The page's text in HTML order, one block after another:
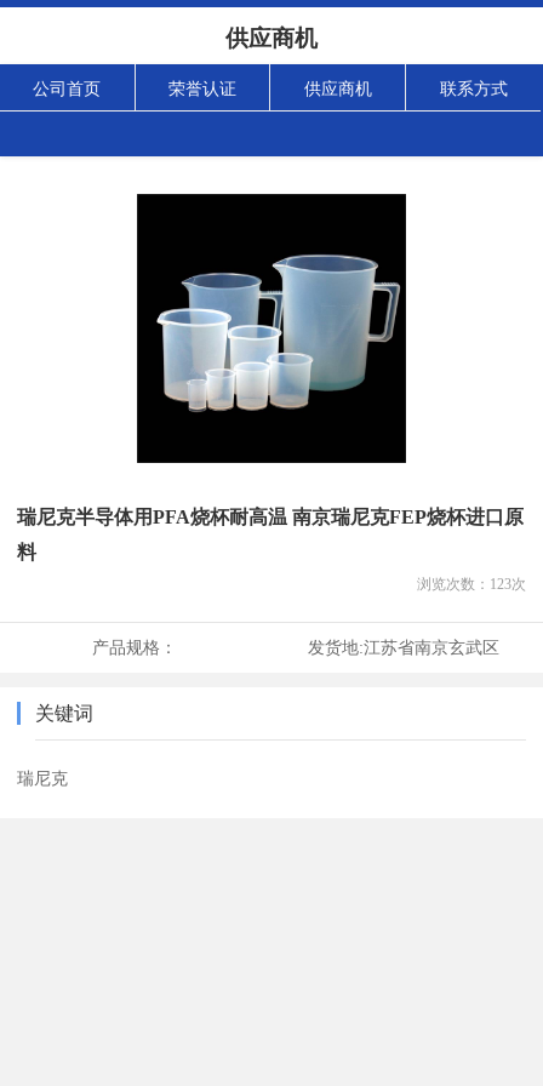
供应商机
公司首页 荣誉认证 供应商机 联系方式
瑞尼克半导体用PFA烧杯耐高温 南京瑞尼克FEP烧杯进口原
料
浏览次数： 123次
产品规格： 发货地:江苏省南京玄武区
关键词
瑞尼克